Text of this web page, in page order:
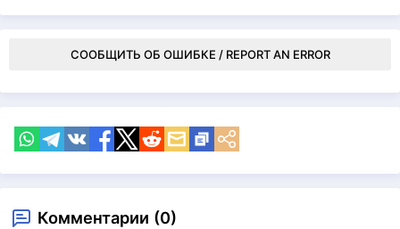
СООБЩИТЬ ОБ ОШИБКЕ / REPORT AN ERROR
Комментарии (0)